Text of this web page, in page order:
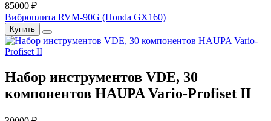
85000 ₽
Виброплита RVM-90G (Honda GX160)
Купить
Набор инструментов VDE, 30
компонентов HAUPA Vario-Profiset II